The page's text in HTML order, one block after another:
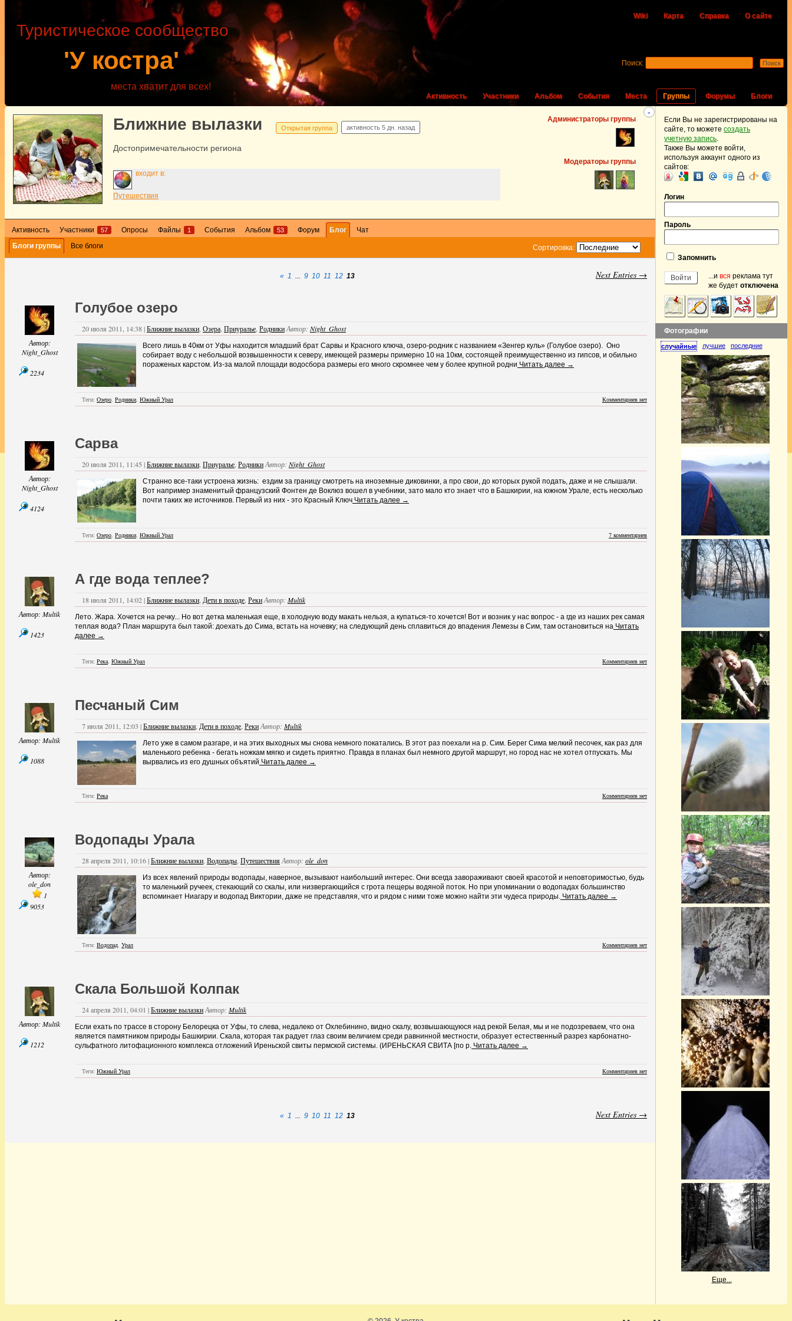
Wiki Карта Справка О сайте
'У костра'
Туристическое сообщество
места хватит для всех!
Активность Участники Альбом События Места Группы Форумы Блоги
Поиск:
-
Администраторы группы
Модераторы группы
Ближние вылазки Открытая группа активность 5 дн. назад
Достопримечательности региона
входит в:
Путешествия
Активность Участники 57 Опросы Файлы 1 События Альбом 53 Форум Блог
Чат
Блоги группы
Все блоги Сортировка:
Next Entries →
« 1 ... 9 10 11 12 13
Автор:
Night_Ghost
2234
Голубое озеро
20 июля 2011, 14:38 |Ближние вылазки Озера Приуралье РодникиАвтор: Night_Ghost
Всего лишь в 40км от Уфы находится младший брат Сарвы и Красного ключа, озеро-родник с названием «Зенгер куль» (Голубое озеро). Оно
собирает воду с небольшой возвышенности к северу, имеющей размеры примерно 10 на 10км, состоящей преимущественно из гипсов, и обильно
пораженых карстом. Из-за малой площади водосбора размеры его много скромнее чем у более крупной родни Читать далее →
Теги: Озеро, Родники, Южный Урал Комментариев нет
Автор:
Night_Ghost
4124
Сарва
20 июля 2011, 11:45 |Ближние вылазки Приуралье РодникиАвтор: Night_Ghost
Странно все-таки устроена жизнь: ездим за границу смотреть на иноземные диковинки, а про свои, до которых рукой подать, даже и не слышали.
Вот например знаменитый французский Фонтен де Воклюз вошел в учебники, зато мало кто знает что в Башкирии, на южном Урале, есть несколько
почти таких же источников. Первый из них - это Красный Ключ Читать далее →
Теги: Озеро, Родники, Южный Урал 7 комментариев
Автор: Multik
1423
А где вода теплее?
18 июля 2011, 14:02 |Ближние вылазки Дети в походе РекиАвтор: Multik
Лето. Жара. Хочется на речку... Но вот детка маленькая еще, в холодную воду макать нельзя, а купаться-то хочется! Вот и возник у нас вопрос - а где из наших рек самая
теплая вода? План маршрута был такой: доехать до Сима, встать на ночевку; на следующий день сплавиться до впадения Лемезы в Сим, там остановиться на Читать
далее →
Теги: Река, Южный Урал Комментариев нет
Автор: Multik
1088
Песчаный Сим
7 июля 2011, 12:03 |Ближние вылазки Дети в походе РекиАвтор: Multik
Лето уже в самом разгаре, и на этих выходных мы снова немного покатались. В этот раз поехали на р. Сим. Берег Сима мелкий песочек, как раз для
маленького ребенка - бегать ножкам мягко и сидеть приятно. Правда в планах был немного другой маршрут, но город нас не хотел отпускать. Мы
вырвались из его душных объятий Читать далее →
Теги: Река Комментариев нет
Автор:
ole_don
1
9053
Водопады Урала
28 апреля 2011, 10:16 |Ближние вылазки Водопады ПутешествияАвтор: ole_don
Из всех явлений природы водопады, наверное, вызывают наибольший интерес. Они всегда завораживают своей красотой и неповторимостью, будь
то маленький ручеек, стекающий со скалы, или низвергающийся с грота пещеры водяной поток. Но при упоминании о водопадах большинство
вспоминает Ниагару и водопад Виктории, даже не представляя, что и рядом с ними тоже можно найти эти чудеса природы. Читать далее →
Теги: Водопад, Урал Комментариев нет
Автор: Multik
1212
Скала Большой Колпак
24 апреля 2011, 04:01 |Ближние вылазкиАвтор: Multik
Если ехать по трассе в сторону Белорецка от Уфы, то слева, недалеко от Охлебинино, видно скалу, возвышающуюся над рекой Белая, мы и не подозреваем, что она
является памятником природы Башкирии. Cкала, которая так радует глаз своим величием среди равнинной местности, образует естественный разрез карбонатно-
сульфатного литофационного комплекса отложений Иреньской свиты пермской системы. (ИРЕНЬСКАЯ СВИТА [по р. Читать далее →
Теги: Южный Урал Комментариев нет
Next Entries →
« 1 ... 9 10 11 12 13
Если Вы не зарегистрированы на
сайте, то можете создать
учетную запись.
Также Вы можете войти,
используя аккаунт одного из
сайтов:
Логин
Пароль
Запомнить
...и вся реклама тут
же будет отключена
Фотографии
случайные лучшие последние
Еще...